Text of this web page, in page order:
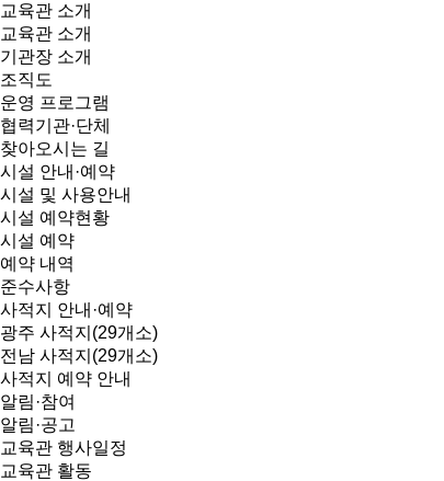
교육관 소개
교육관 소개
기관장 소개
조직도
운영 프로그램
협력기관·단체
찾아오시는 길
시설 안내·예약
시설 및 사용안내
시설 예약현황
시설 예약
예약 내역
준수사항
사적지 안내·예약
광주 사적지(29개소)
전남 사적지(29개소)
사적지 예약 안내
알림·참여
알림·공고
교육관 행사일정
교육관 활동